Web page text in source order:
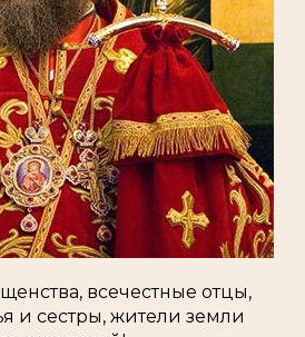
всечестные отцы,
и сестры, жители земли